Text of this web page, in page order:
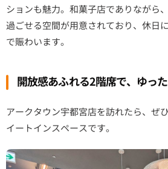
ションも魅力。和菓子店でありながら
過ごせる空間が用意されており、休日
で賑わいます。
開放感あふれる2階席で、ゆっ
アークタウン宇都宮店を訪れたら、ぜ
イートインスペースです。